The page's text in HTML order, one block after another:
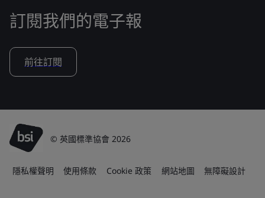
訂閱我們的電子報
前往訂閱
© 英國標準協會 2026
隱私權聲明 使用條款 Cookie 政策 網站地圖 無障礙設計